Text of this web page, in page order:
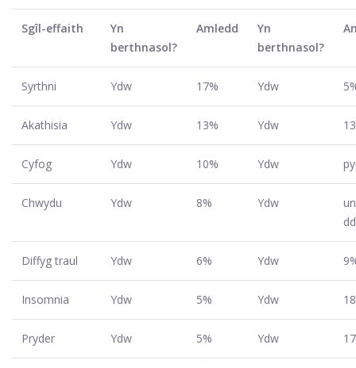
Sgîl-effaith
Yn
berthnasol?
Amledd
Yn
berthnasol?
Syrthni Ydw 17% Ydw
Akathisia Ydw 13% Ydw
Cyfog Ydw 10% Ydw
Chwydu Ydw 8% Ydw
Diffyg traul Ydw 6% Ydw
Insomnia Ydw 5% Ydw
Pryder Ydw 5% Ydw